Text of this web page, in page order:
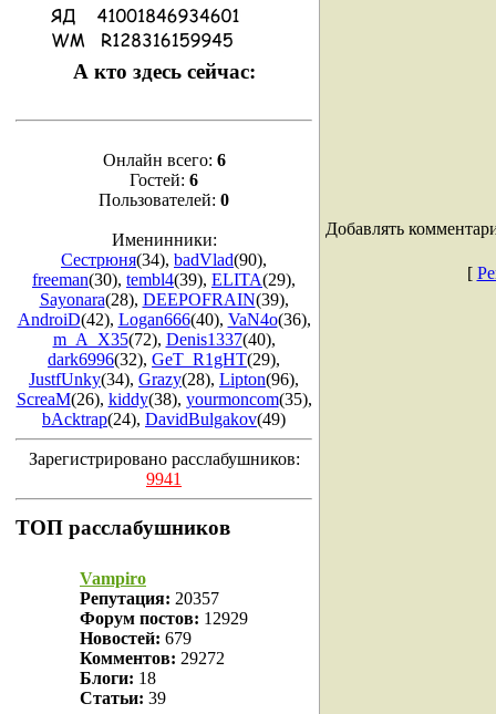
А кто здесь сейчас:
Онлайн всего: 6
Гостей: 6
Пользователей: 0
Именинники:
Сестрюня(34), badVlad(90),
freeman(30), tembl4(39), ELITA(29),
Sayonara(28), DEEPOFRAIN(39),
AndroiD(42), Logan666(40), VaN4o(36),
m_A_X35(72), Denis1337(40),
dark6996(32), GeT_R1gHT(29),
JustfUnky(34), Grazy(28), Lipton(96),
ScreaM(26), kiddy(38), yourmoncom(35),
bAcktrap(24), DavidBulgakov(49)
Зарегистрировано расслабушников:
9941
ТОП расслабушников
Vampiro
Репутация: 20357
Форум постов: 12929
Новостей: 679
Комментов: 29272
Блоги: 18
Статьи: 39
Добавлять
[